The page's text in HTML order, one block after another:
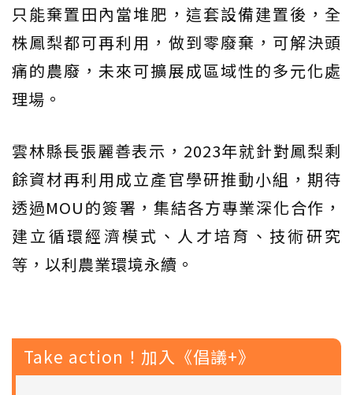
只能棄置田內當堆肥，這套設備建置後，全
株鳳梨都可再利用，做到零廢棄，可解決頭
痛的農廢，未來可擴展成區域性的多元化處
理場。
雲林縣長張麗善表示，2023年就針對鳳梨剩
餘資材再利用成立產官學研推動小組，期待
透過MOU的簽署，集結各方專業深化合作，
建立循環經濟模式、人才培育、技術研究
等，以利農業環境永續。
Take action！加入《倡議+》